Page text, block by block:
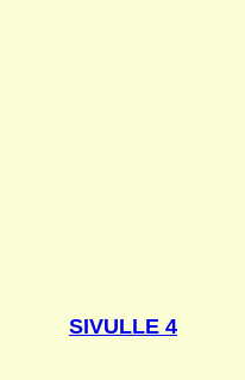
SIVULLE 4